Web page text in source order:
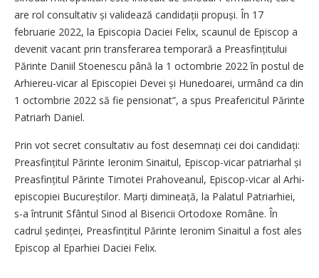
are rol consultativ și validează candidații propuși. În 17
februarie 2022, la Episcopia Daciei Felix, scaunul de Episcop a
devenit vacant prin transferarea temporară a Preasfințitului
Părinte Daniil Stoenescu până la 1 octombrie 2022 în postul de
Arhiereu-vicar al Episcopiei Devei și Hunedoarei, urmând ca din
1 octombrie 2022 să fie pensionat”, a spus Preafericitul Părinte
Patriarh Daniel.
Prin vot secret consultativ au fost desemnați cei doi candidați:
Prea­sfințitul Părinte Ieronim Sinaitul, Episcop-vicar patriarhal și
Prea­sfințitul Părinte Timotei Prahoveanul, Episcop-vicar al Arhi­
episcopiei Bucureștilor. Marți dimi­neață, la Palatul Patriarhiei,
s-a întrunit Sfântul Sinod al Bisericii Ortodoxe Române. În
cadrul șe­dinței, Prea­sfințitul Părinte Ieronim Sinaitul a fost ales
Episcop al Eparhiei Daciei Felix.